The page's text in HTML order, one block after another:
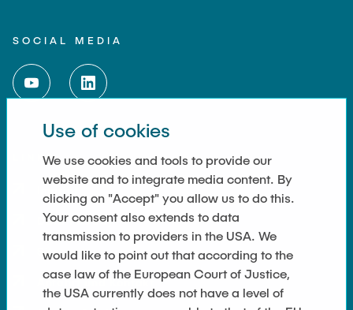
SOCIAL MEDIA
LINKS
Data Privacy
Sitemap
Anfahrt und Kontakt
Use of cookies
We use cookies and tools to provide our
website and to integrate media content. By
clicking on "Accept" you allow us to do this.
Your consent also extends to data
transmission to providers in the USA. We
would like to point out that according to the
case law of the European Court of Justice,
the USA currently does not have a level of